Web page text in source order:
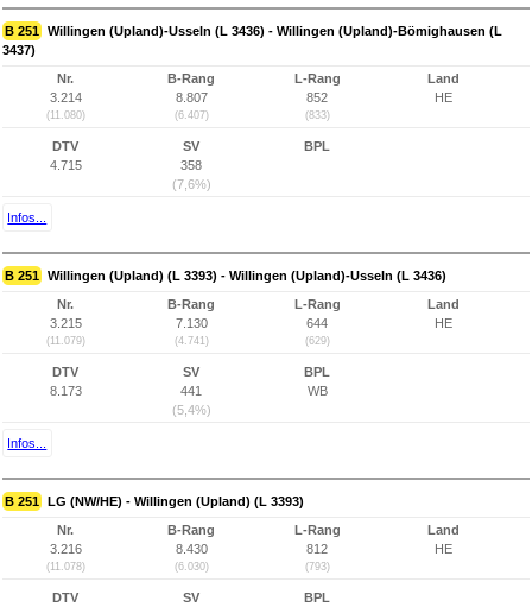
B 251 Willingen (Upland)-Usseln (L 3436) - Willingen (Upland)-Bömighausen (L
3437)
Nr.
3.214
(11.080)
B-Rang
8.807
(6.407)
L-Rang
852
(833)
Land
HE
DTV
4.715
SV
358
(7,6%)
BPL
Infos...
B 251 Willingen (Upland) (L 3393) - Willingen (Upland)-Usseln (L 3436)
Nr.
3.215
(11.079)
B-Rang
7.130
(4.741)
L-Rang
644
(629)
Land
HE
DTV
8.173
SV
441
(5,4%)
BPL
WB
Infos...
B 251 LG (NW/HE) - Willingen (Upland) (L 3393)
Nr.
3.216
(11.078)
B-Rang
8.430
(6.030)
L-Rang
812
(793)
Land
HE
DTV
SV
BPL